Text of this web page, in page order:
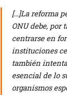
[…]La reforma
ONU debe, por
centrarse en
instituciones
también
esencial de lo
organismos